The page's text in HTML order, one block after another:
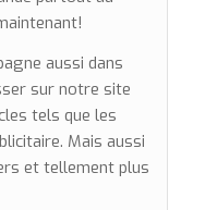
aussi dans
sur notre site
tels que les
Mais aussi
et tellement plus